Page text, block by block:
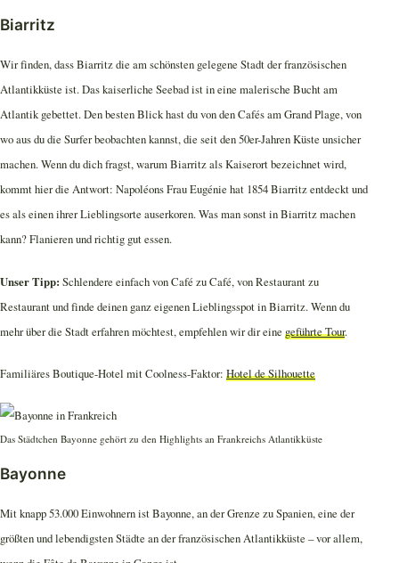
Biarritz
Wir finden, dass Biarritz die am schönsten gelegene Stadt der französischen
Atlantikküste ist. Das kaiserliche Seebad ist in eine malerische Bucht am
Atlantik gebettet. Den besten Blick hast du von den Cafés am Grand Plage, von
wo aus du die Surfer beobachten kannst, die seit den 50er-Jahren Küste unsicher
machen. Wenn du dich fragst, warum Biarritz als Kaiserort bezeichnet wird,
kommt hier die Antwort: Napoléons Frau Eugénie hat 1854 Biarritz entdeckt und
es als einen ihrer Lieblingsorte auserkoren. Was man sonst in Biarritz machen
kann? Flanieren und richtig gut essen.
Unser Tipp: Schlendere einfach von Café zu Café, von Restaurant zu
Restaurant und finde deinen ganz eigenen Lieblingsspot in Biarritz. Wenn du
mehr über die Stadt erfahren möchtest, empfehlen wir dir eine geführte Tour.
Familiäres Boutique-Hotel mit Coolness-Faktor: Hotel de Silhouette
Das Städtchen Bayonne gehört zu den Highlights an Frankreichs Atlantikküste
Bayonne
Mit knapp 53.000 Einwohnern ist Bayonne, an der Grenze zu Spanien, eine der
größten und lebendigsten Städte an der französischen Atlantikküste – vor allem,